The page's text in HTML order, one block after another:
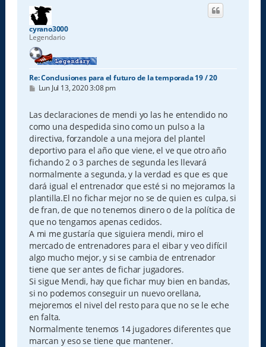
cyrano3000
Legendario
Re: Conclusiones para el futuro de la temporada 19 / 20
M
s
a
j
e
Lun Jul 13, 2020 3:08 pm
Las declaraciones de mendi yo las he entendido no
como una despedida sino como un pulso a la
directiva, forzandole a una mejora del plantel
deportivo para el año que viene, el ve que otro año
fichando 2 o 3 parches de segunda les llevará
normalmente a segunda, y la verdad es que es que
dará igual el entrenador que esté si no mejoramos la
plantilla.El no fichar mejor no se de quien es culpa, si
de fran, de que no tenemos dinero o de la política de
que no tengamos apenas cedidos.
A mi me gustaría que siguiera mendi, miro el
mercado de entrenadores para el eibar y veo difícil
algo mucho mejor, y si se cambia de entrenador
tiene que ser antes de fichar jugadores.
Si sigue Mendi, hay que fichar muy bien en bandas,
si no podemos conseguir un nuevo orellana,
mejoremos el nivel del resto para que no se le eche
en falta.
Normalmente tenemos 14 jugadores diferentes que
marcan y eso se tiene que mantener.